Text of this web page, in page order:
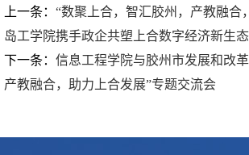
上一条： “数聚上合，智汇胶州，产教融
岛工学院携手政企共塑上合数字经济新生态
下一条： 信息工程学院与胶州市发展和改
产教融合，助力上合发展”专题交流会